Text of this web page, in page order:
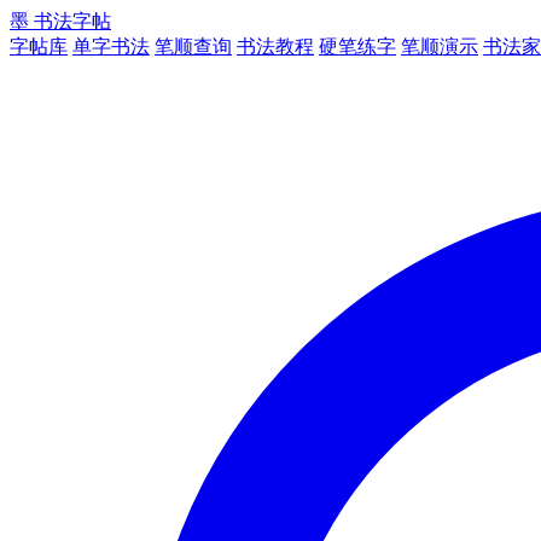
墨 书法字帖
字帖库 单字书法 笔顺查询 书法教程 硬笔练字 笔顺演示 书法家